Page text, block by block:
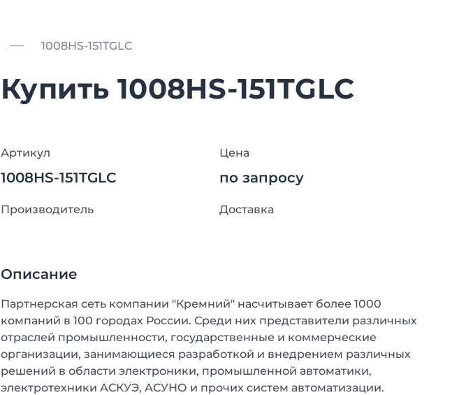
1008HS-151TGLC
Купить 1008HS-151TGLC
Артикул
1008HS-151TGLC
Цена
по запросу
Производитель Доставка
Описание
Партнерская сеть компании "Кремний" насчитывает более 1000
компаний в 100 городах России. Среди них представители различных
отраслей промышленности, государственные и коммерческие
организации, занимающиеся разработкой и внедрением различных
решений в области электроники, промышленной автоматики,
электротехники АСКУЭ, АСУНО и прочих систем автоматизации.